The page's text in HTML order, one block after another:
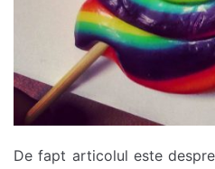
De fapt articolul este